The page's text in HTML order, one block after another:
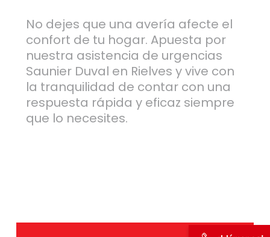
No dejes que una avería afecte el
confort de tu hogar. Apuesta por
nuestra asistencia de urgencias
Saunier Duval en Rielves y vive con
la tranquilidad de contar con una
respuesta rápida y eficaz siempre
que lo necesites.